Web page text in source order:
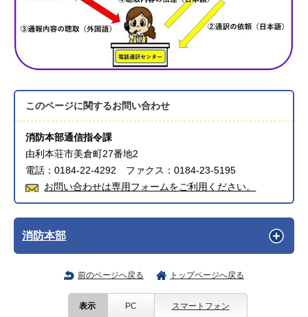
このページに関するお問い合わせ
消防本部通信指令課
由利本荘市美倉町27番地2
電話：0184-22-4292 ファクス：0184-23-5195
お問い合わせは専用フォームをご利用ください。
消防本部
前のページへ戻る トップページへ戻る
表示 PC スマートフォン